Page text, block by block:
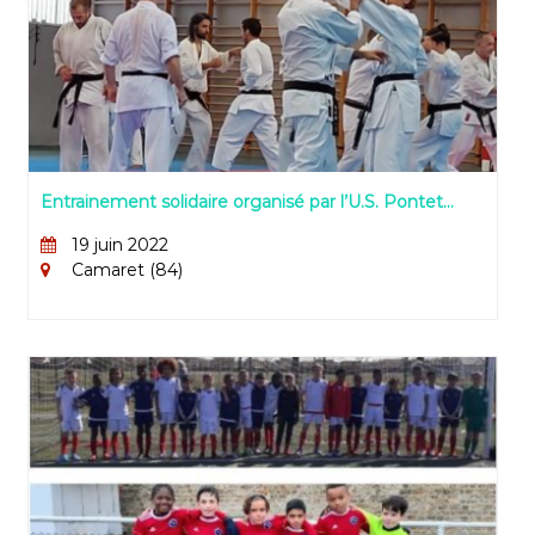
Entrainement solidaire organisé par l’U.S. Pontet
19 juin 2022
Camaret (84)